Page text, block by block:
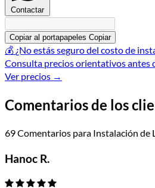
Contactar
Copiar al portapapeles Copiar
💰 ¿No estás seguro del costo de
Consulta precios orientativos antes
Ver precios →
Comentarios de los
69 Comentarios para Instalación de
Hanoc R.